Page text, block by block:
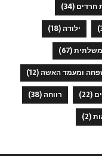
חרדים (34)
ילודה(18)
(67)
ומעמד האשה(12)
(22) רווחה(38)
(2)